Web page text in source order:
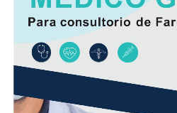
Además de incrementar la
nueva infraestructura
mayor resistencia, lo que
operación del sistema y
derivadas de fallas en la red.